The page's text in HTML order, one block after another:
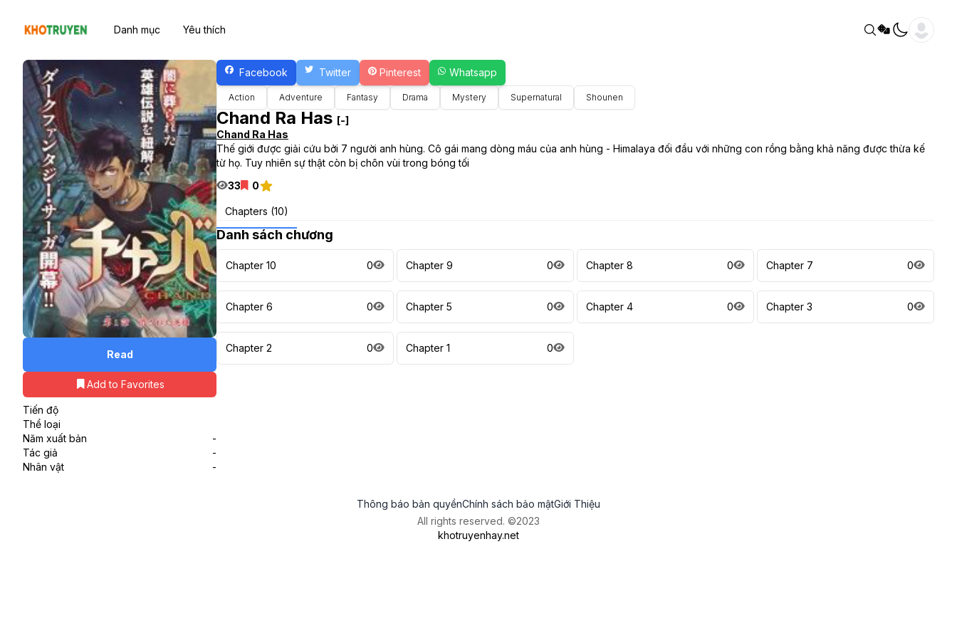
Danh mục Yêu thích
Read
Add to Favorites
Tiến độ
Thể loại
Năm xuất bản
-
Tác giả
-
Nhân vật
-
Facebook Twitter Pinterest Whatsapp
Action Adventure Fantasy Drama Mystery Supernatural Shounen
Chand Ra Has [-]
Chand Ra Has
Thế giới được giải cứu bởi 7 người anh hùng. Cô gái mang dòng máu của anh hùng - Himalaya đối đầu với những con rồng bằng khả năng được thừa kế
từ họ. Tuy nhiên sự thật còn bị chôn vùi trong bóng tối
33
0
Chapters (10)
Danh sách chương
Chapter 10 0 Chapter 9 0 Chapter 8 0 Chapter 7 0
Chapter 6 0 Chapter 5 0 Chapter 4 0 Chapter 3 0
Chapter 2 0 Chapter 1 0
Thông báo bản quyềnChính sách bảo mậtGiới Thiệu
All rights reserved. ©2023
khotruyenhay.net